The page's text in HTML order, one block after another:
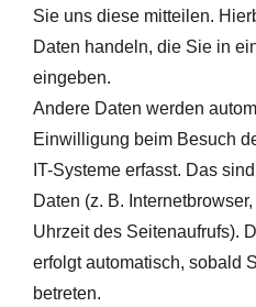
Sie uns diese mitteilen.
Daten handeln, die Sie in
eingeben.
Andere Daten werden
Einwilligung beim Besuch
IT-Systeme erfasst. Das
Daten (z. B.
Uhrzeit des Seitenaufrufs).
erfolgt automatisch, sobald
betreten.